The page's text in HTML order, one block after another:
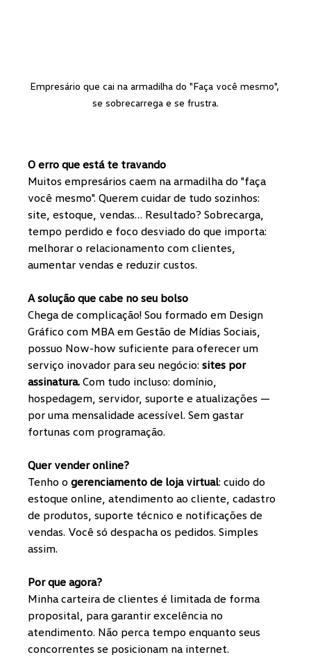
Empresário que cai na armadilha do "Faça você mesmo",
se sobrecarrega e se frustra.
O erro que está te travando
Muitos empresários caem na armadilha do "faça
você mesmo". Querem cuidar de tudo sozinhos:
site, estoque, vendas… Resultado? Sobrecarga,
tempo perdido e foco desviado do que importa:
melhorar o relacionamento com clientes,
aumentar vendas e reduzir custos.
A solução que cabe no seu bolso
Chega de complicação! Sou formado em Design
Gráfico com MBA em Gestão de Mídias Sociais,
possuo Now-how suficiente para oferecer um
serviço inovador para seu negócio: sites por
assinatura. Com tudo incluso: domínio,
hospedagem, servidor, suporte e atualizações —
por uma mensalidade acessível. Sem gastar
fortunas com programação.
Quer vender online?
Tenho o gerenciamento de loja virtual: cuido do
estoque online, atendimento ao cliente, cadastro
de produtos, suporte técnico e notificações de
vendas. Você só despacha os pedidos. Simples
assim.
Por que agora?
Minha carteira de clientes é limitada de forma
proposital, para garantir excelência no
atendimento. Não perca tempo enquanto seus
concorrentes se posicionam na internet.